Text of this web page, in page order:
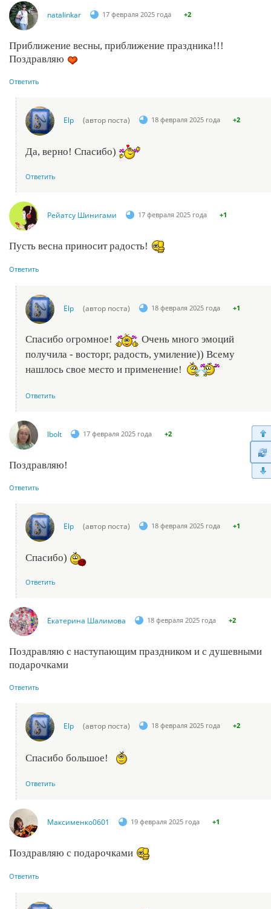
natalinkar 17 февраля 2025 года +2
Приближение весны, приближение праздника!!!
Поздравляю
Ответить
Elp (автор поста) 18 февраля 2025 года +2
Да, верно! Спасибо)
Ответить
Рейатсу Шинигами 17 февраля 2025 года +1
Пусть весна приносит радость!
Ответить
Elp (автор поста) 18 февраля 2025 года +1
Спасибо огромное!
Очень много эмоций
получила - восторг, радость, умиление)) Всему
нашлось свое место и применение!
Ответить
lbolt 17 февраля 2025 года +2
Поздравляю!
Ответить
Elp (автор поста) 18 февраля 2025 года +1
Спасибо)
Ответить
Екатерина Шалимова 18 февраля 2025 года +2
Поздравляю с наступающим праздником и с душевными
подарочками
Ответить
Elp (автор поста) 18 февраля 2025 года +2
Спасибо большое!
Ответить
Максименко0601 19 февраля 2025 года +1
Поздравляю с подарочками
Ответить